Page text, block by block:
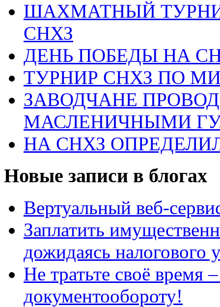
ШАХМАТНЫЙ
СНХЗ
ДЕНЬ ПОБЕДЫ НА
ТУРНИР СНХЗ ПО
ЗАВОДЧАНЕ
МАСЛЕНИЧНЫМИ
НА СНХЗ
Новые записи в блогах
Вертуальный веб-
Заплатить
дожидаясь налогового
Не тратьте своё время
документообороту!